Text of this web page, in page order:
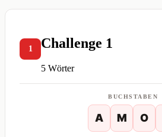
1 Challenge 1
5 Wörter
BUCHSTABEN
A M O